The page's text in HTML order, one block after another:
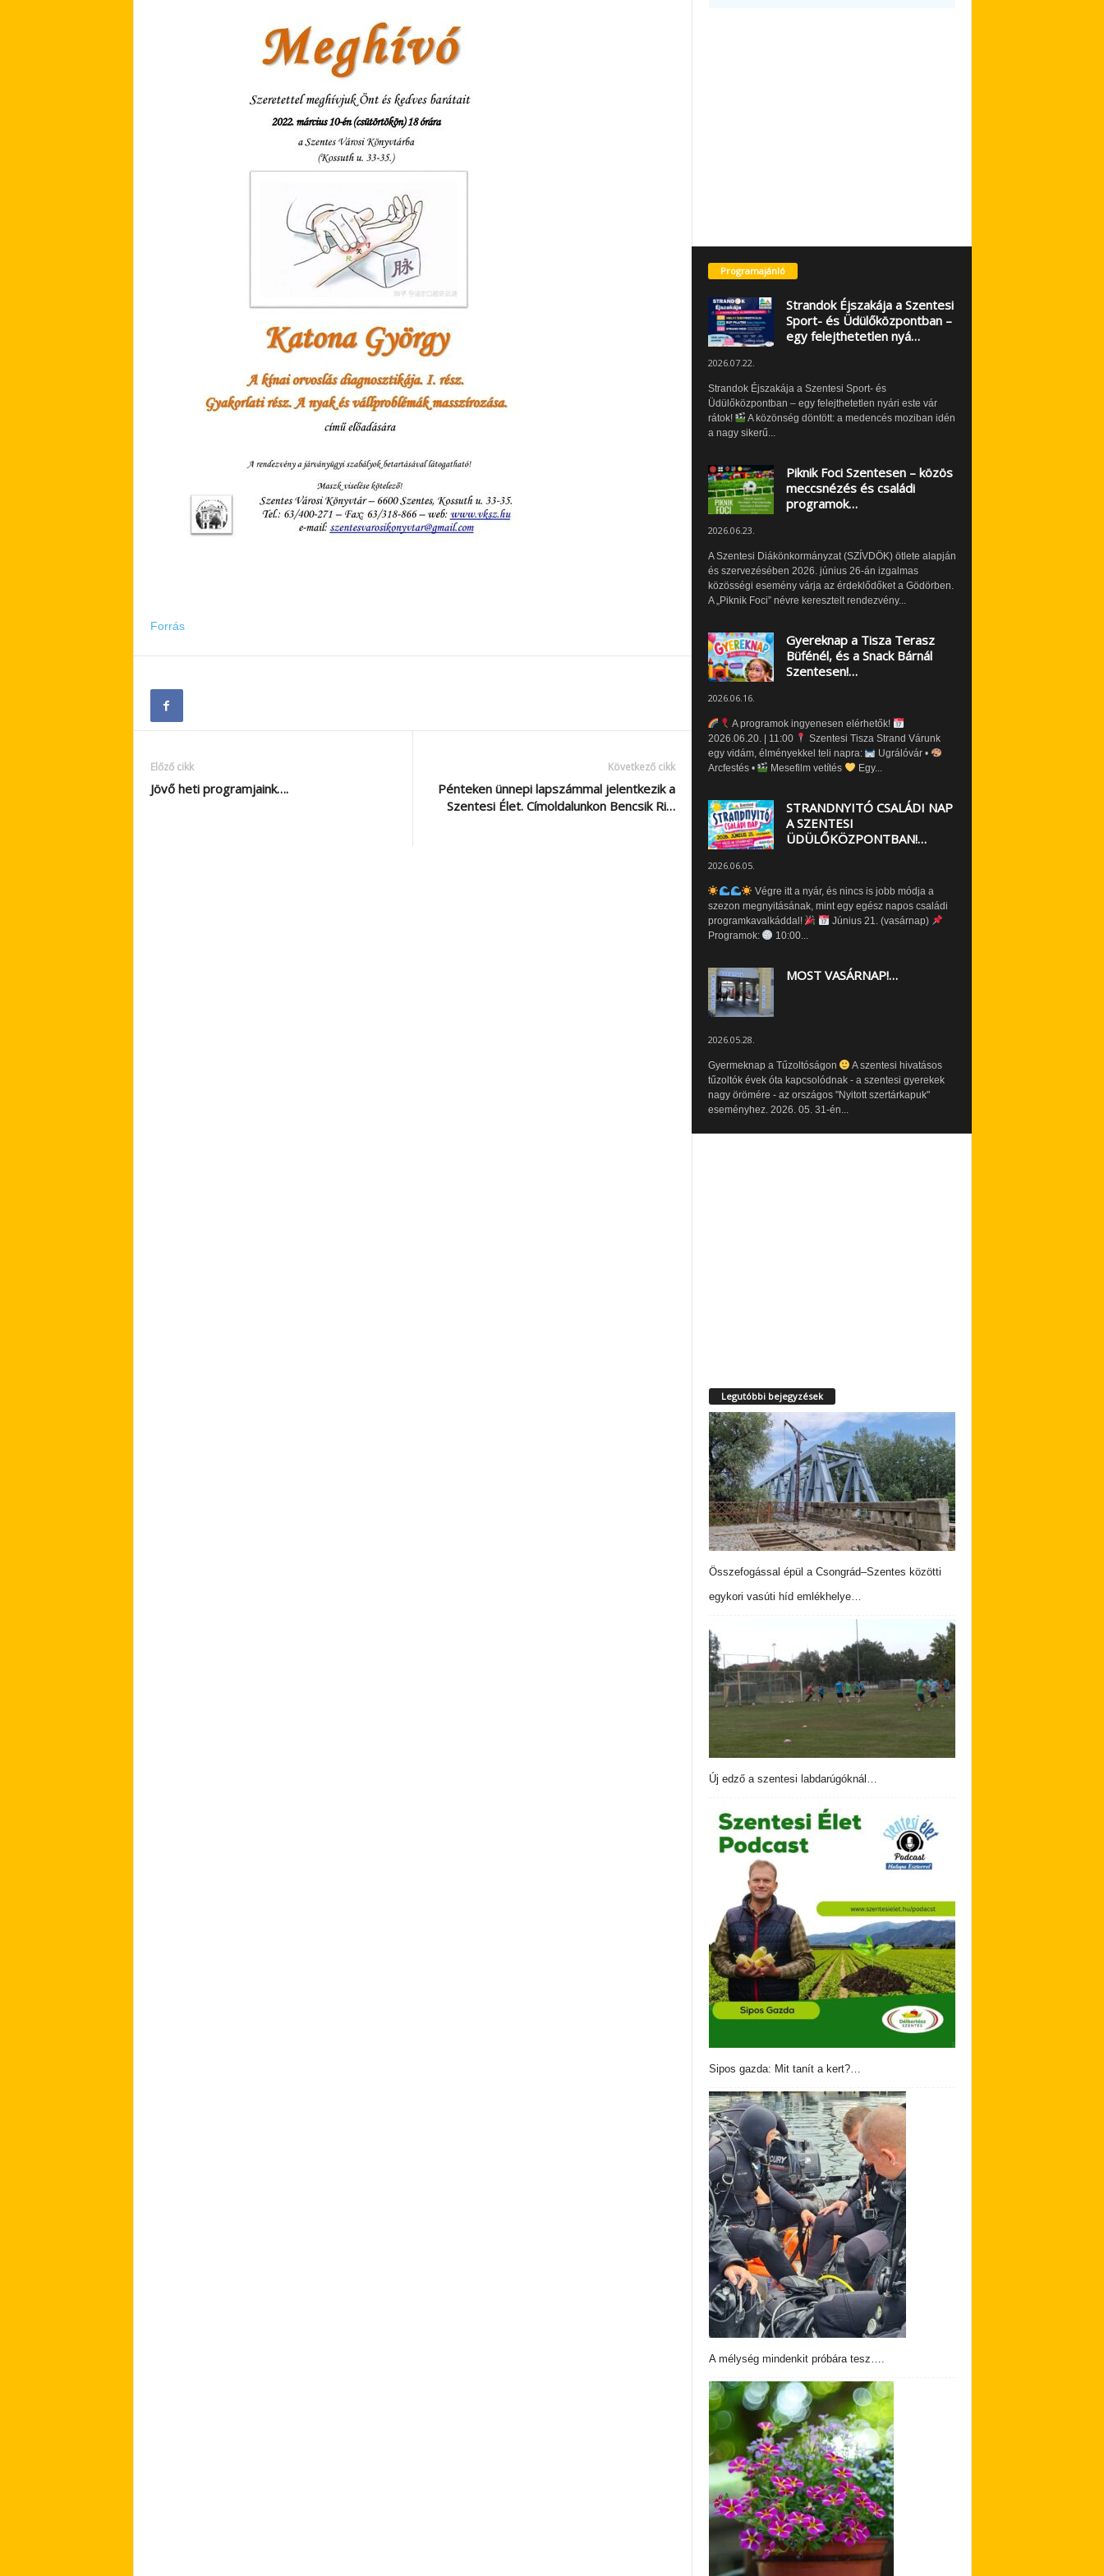
Forrás
Előző cikk
Jövő heti programjaink….
Következő cikk
Pénteken ünnepi lapszámmal jelentkezik a
Szentesi Élet. Címoldalunkon Bencsik Ri…
Programajánló
Strandok Éjszakája a Szentesi
Sport- és Üdülőközpontban –
egy felejthetetlen nyá…
2026.07.22.
Strandok Éjszakája a Szentesi Sport- és
Üdülőközpontban – egy felejthetetlen nyári este vár
rátok!
A közönség döntött: a medencés moziban idén
a nagy sikerű...
Piknik Foci Szentesen – közös
meccsnézés és családi
programok…
2026.06.23.
A Szentesi Diákönkormányzat (SZÍVDÖK) ötlete alapján
és szervezésében 2026. június 26-án izgalmas
közösségi esemény várja az érdeklődőket a Gödörben.
A „Piknik Foci” névre keresztelt rendezvény...
Gyereknap a Tisza Terasz
Büfénél, és a Snack Bárnál
Szentesen!…
2026.06.16.
A programok ingyenesen elérhetők!
2026.06.20. | 11:00
Szentesi Tisza Strand Várunk
egy vidám, élményekkel teli napra:
Ugrálóvár •
Arcfestés •
Mesefilm vetítés Egy...
STRANDNYITÓ CSALÁDI NAP
A SZENTESI
ÜDÜLŐKÖZPONTBAN!…
2026.06.05.
Végre itt a nyár, és nincs is jobb módja a
szezon megnyitásának, mint egy egész napos családi
programkavalkáddal!
Június 21. (vasárnap)
Programok:
10:00...
MOST VASÁRNAP!…
2026.05.28.
Gyermeknap a Tűzoltóságon
A szentesi hivatásos
tűzoltók évek óta kapcsolódnak - a szentesi gyerekek
nagy örömére - az országos "Nyitott szertárkapuk"
eseményhez. 2026. 05. 31-én...
Legutóbbi bejegyzések
Összefogással épül a Csongrád–Szentes közötti
egykori vasúti híd emlékhelye…
Új edző a szentesi labdarúgóknál…
Sipos gazda: Mit tanít a kert?…
A mélység mindenkit próbára tesz….